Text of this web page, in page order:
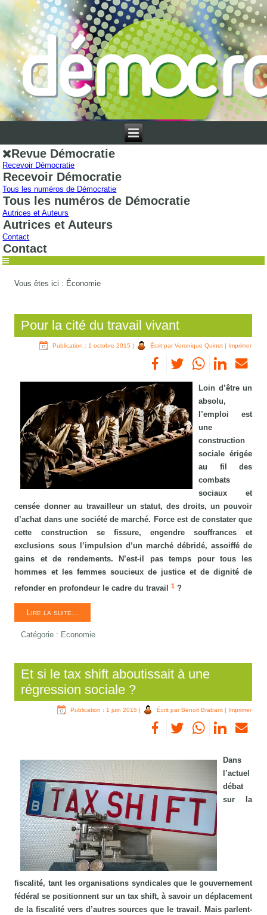
Revue Démocratie
Recevoir Démocratie
Recevoir Démocratie
Tous les numéros de Démocratie
Tous les numéros de Démocratie
Autrices et Auteurs
Autrices et Auteurs
Contact
Contact
Vous êtes ici : Économie
Pour la cité du travail vivant
Publication : 1 octobre 2015 | Écrit par Veronique Quinet | Imprimer
Loin d’être un
absolu,
l’emploi est
une
construction
sociale érigée
au fil des
combats
sociaux et
censée donner au travailleur un statut, des droits, un pouvoir
d’achat dans une société de marché. Force est de constater que
cette construction se fissure, engendre souffrances et
exclusions sous l’impulsion d’un marché débridé, assoiffé de
gains et de rendements. N’est-il pas temps pour tous les
hommes et les femmes soucieux de justice et de dignité de
refonder en profondeur le cadre du travail1 ?
Lire la suite...
Catégorie : Economie
Et si le tax shift aboutissait à une
régression sociale ?
Publication : 1 juin 2015 | Écrit par Benoit Brabant | Imprimer
Dans
l’actuel
débat
sur la
fiscalité, tant les organisations syndicales que le gouvernement
fédéral se positionnent sur un tax shift, à savoir un déplacement
de la fiscalité vers d’autres sources que le travail. Mais parlent-